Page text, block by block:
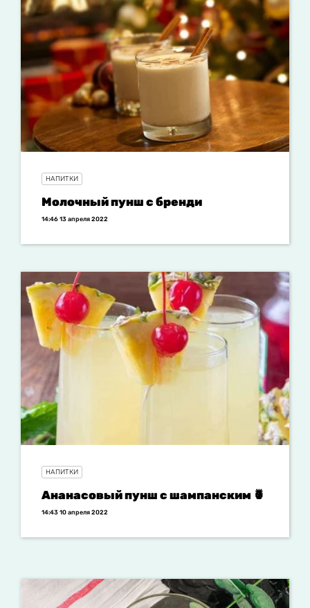
НАПИТКИ
Молочный пунш с бренди
14:46 13 апреля 2022
НАПИТКИ
Ананасовый пунш с шампанским 🍍
14:43 10 апреля 2022